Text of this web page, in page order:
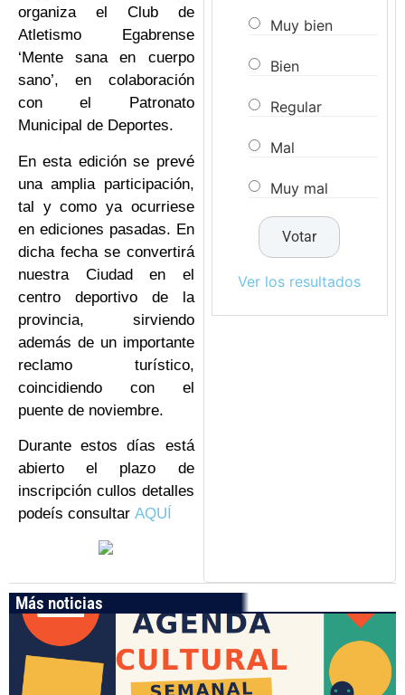
organiza el Club de
Atletismo Egabrense
‘Mente sana en cuerpo
sano’, en colaboración
con el Patronato
Municipal de Deportes.
En esta edición se prevé
una amplia participación,
tal y como ya ocurriese
en ediciones pasadas. En
dicha fecha se convertirá
nuestra Ciudad en el
centro deportivo de la
provincia, sirviendo
además de un importante
reclamo turístico,
coincidiendo con el
puente de noviembre.
Durante estos días está
abierto el plazo de
inscripción cullos detalles
podeís consultar AQUÍ
Muy bien
Bien
Regular
Mal
Muy mal
Ver los resultados
Más noticias